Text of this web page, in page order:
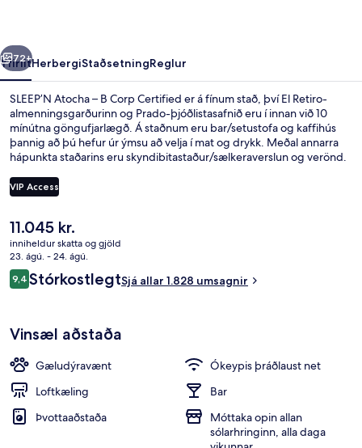
Næsta
72+
YfirlitHerbergiStaðsetningReglur
SLEEP’N Atocha – B Corp Certified er á fínum stað, því El Retiro-
almenningsgarðurinn og Prado-þjóðlistasafnið eru í innan við 10
mínútna göngufjarlægð. Á staðnum eru bar/setustofa og kaffihús
þannig að þú hefur úr ýmsu að velja í mat og drykk. Meðal annarra
hápunkta staðarins eru skyndibitastaður/sælkeraverslun og verönd.
hentar fyrir skoðunarferðirnar sem bjóðast í nágrenninu og líka hve
stutt er í almenningssamgöngur: Estación del Arte er í 3 mínútna
göngufjarlægð.
VIP Access
Núverandi
verð
er
11.045 kr.
11.045 kr.
inniheldur skatta og gjöld
23. ágú. - 24. ágú.
Umsagnir
9,49,4 af 10
StórkostlegtSjá allar 1.828 umsagnir
Vinsæl aðstaða
Gæludýravænt
Ókeypis þráðlaust net
Loftkæling
Bar
Þvottaaðstaða
Móttaka opin allan
sólarhringinn, alla daga